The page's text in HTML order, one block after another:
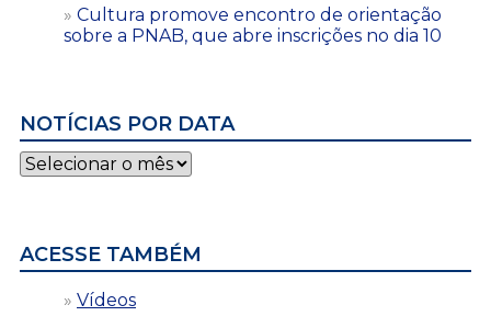
Cultura promove encontro de orientação
sobre a PNAB, que abre inscrições no dia 10
NOTÍCIAS POR DATA
Notícias
por
ACESSE TAMBÉM
Vídeos